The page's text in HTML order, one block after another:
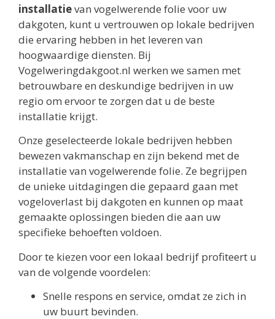
installatievan vogelwerende folie voor uw
dakgoten, kunt u vertrouwen op lokale bedrijven
die ervaring hebben in het leveren van
hoogwaardige diensten. Bij
Vogelweringdakgoot.nl werken we samen met
betrouwbare en deskundige bedrijven in uw
regio om ervoor te zorgen dat u de beste
installatie krijgt.
Onze geselecteerde lokale bedrijven hebben
bewezen vakmanschap en zijn bekend met de
installatie van vogelwerende folie. Ze begrijpen
de unieke uitdagingen die gepaard gaan met
vogeloverlast bij dakgoten en kunnen op maat
gemaakte oplossingen bieden die aan uw
specifieke behoeften voldoen.
Door te kiezen voor een lokaal bedrijf profiteert u
van de volgende voordelen:
Snelle respons en service, omdat ze zich in
uw buurt bevinden.